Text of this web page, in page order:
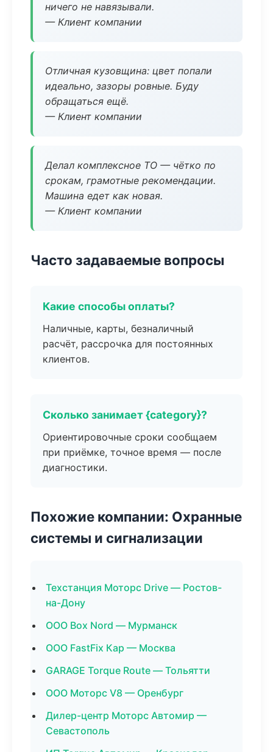
ничего не навязывали.
— Клиент компании
Отличная кузовщина: цвет попали
идеально, зазоры ровные. Буду
обращаться ещё.
— Клиент компании
Делал комплексное ТО — чётко по
срокам, грамотные рекомендации.
Машина едет как новая.
— Клиент компании
Часто задаваемые вопросы
Какие способы оплаты?
Наличные, карты, безналичный
расчёт, рассрочка для постоянных
клиентов.
Сколько занимает {category}?
Ориентировочные сроки сообщаем
при приёмке, точное время — после
диагностики.
Похожие компании: Охранные
системы и сигнализации
Техстанция Моторс Drive — Ростов-
на-Дону
ООО Box Nord — Мурманск
ООО FastFix Кар — Москва
GARAGE Torque Route — Тольятти
ООО Моторс V8 — Оренбург
Дилер-центр Моторс Автомир —
Севастополь